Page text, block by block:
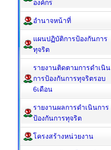
องค์กร
อำนาจหน้าที่
แผนปฏิบัติการป้องกันการ
ทุจริต
รายงานติดตามการดำเนิน
การป้องกันการทุจริตรอบ
6เดือน
รายงานผลการดำเนินการ
ป้องกันการทุจริต
โครงสร้างหน่วยงาน